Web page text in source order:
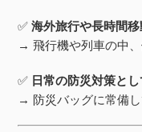
✅海外旅行や長時間
→ 飛行機や列車の中、
✅ 日常の防災対策とし
→ 防災バッグに常備し